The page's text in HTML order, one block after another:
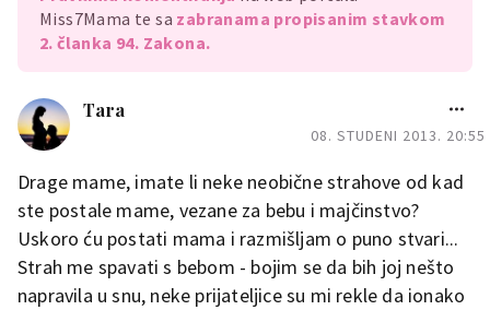
Miss7Mama te sa zabranama propisanim stavkom
2. članka 94. Zakona.
Tara
08. STUDENI 2013. 20:55
Drage mame, imate li neke neobične strahove od kad
ste postale mame, vezane za bebu i majčinstvo?
Uskoro ću postati mama i razmišljam o puno stvari...
Strah me spavati s bebom - bojim se da bih joj nešto
napravila u snu, neke prijateljice su mi rekle da ionako